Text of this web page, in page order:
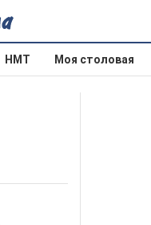
НМТ Моя столовая